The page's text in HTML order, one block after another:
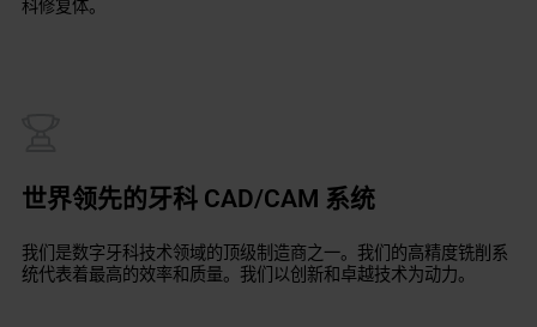
科修复体。
世界领先的牙科 CAD/CAM 系统
我们是数字牙科技术领域的顶级制造商之一。我们的高精度铣削系
统代表着最高的效率和质量。我们以创新和卓越技术为动力。